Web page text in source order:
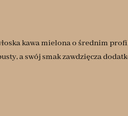
kawa mielona o średnim
a swój smak zawdzięcza